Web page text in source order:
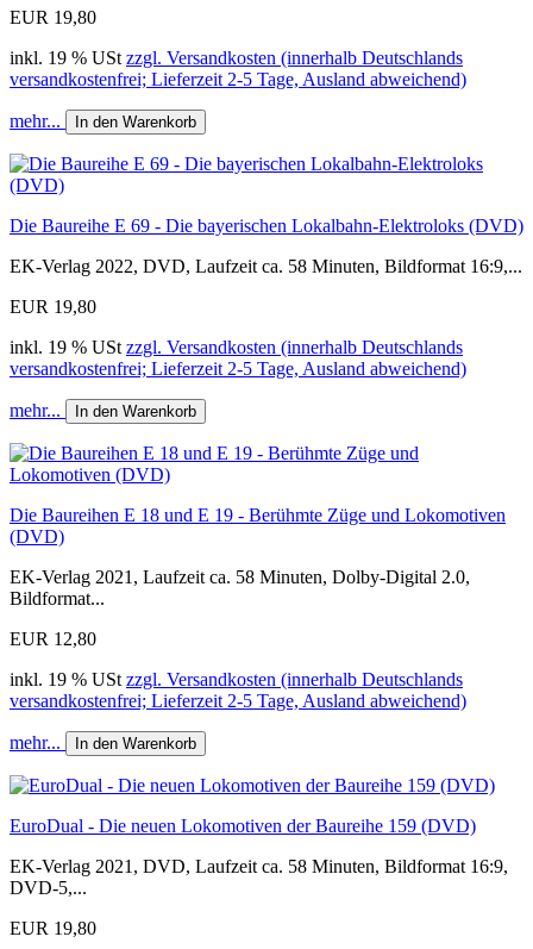
EUR 19,80
inkl. 19 % USt zzgl. Versandkosten (innerhalb Deutschlands
versandkostenfrei; Lieferzeit 2-5 Tage, Ausland abweichend)
mehr... In den Warenkorb
Die Baureihe E 69 - Die bayerischen Lokalbahn-Elektroloks (DVD)
EK-Verlag 2022, DVD, Laufzeit ca. 58 Minuten, Bildformat 16:9,...
EUR 19,80
inkl. 19 % USt zzgl. Versandkosten (innerhalb Deutschlands
versandkostenfrei; Lieferzeit 2-5 Tage, Ausland abweichend)
mehr... In den Warenkorb
Die Baureihen E 18 und E 19 - Berühmte Züge und Lokomotiven
(DVD)
EK-Verlag 2021, Laufzeit ca. 58 Minuten, Dolby-Digital 2.0,
Bildformat...
EUR 12,80
inkl. 19 % USt zzgl. Versandkosten (innerhalb Deutschlands
versandkostenfrei; Lieferzeit 2-5 Tage, Ausland abweichend)
mehr... In den Warenkorb
EuroDual - Die neuen Lokomotiven der Baureihe 159 (DVD)
EK-Verlag 2021, DVD, Laufzeit ca. 58 Minuten, Bildformat 16:9,
DVD-5,...
EUR 19,80